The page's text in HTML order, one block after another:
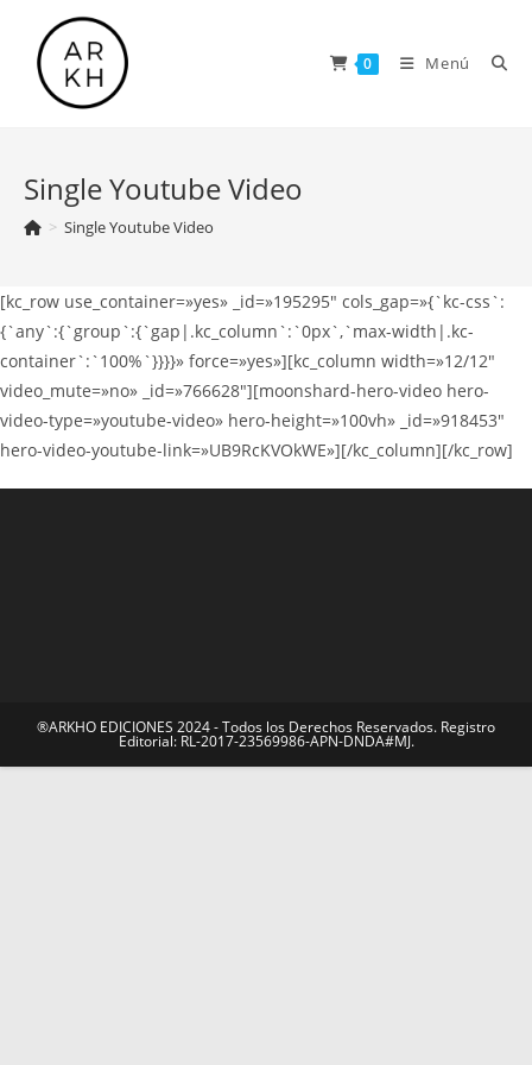
contenido
0 Menú
Single Youtube Video
> Single Youtube Video
[kc_row use_container=»yes» _id=»195295″ cols_gap=»{`kc-css`:
{`any`:{`group`:{`gap|.kc_column`:`0px`,`max-width|.kc-
container`:`100%`}}}}» force=»yes»][kc_column width=»12/12″
video_mute=»no» _id=»766628″][moonshard-hero-video hero-
video-type=»youtube-video» hero-height=»100vh» _id=»918453″
hero-video-youtube-link=»UB9RcKVOkWE»][/kc_column][/kc_row]
®ARKHO EDICIONES 2024 - Todos los Derechos Reservados. Registro
Editorial: RL-2017-23569986-APN-DNDA#MJ.